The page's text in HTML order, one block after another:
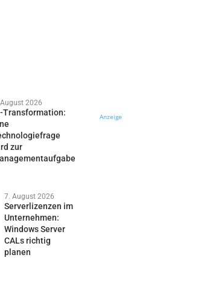
2026
Transformation:
zur
7. August 2026
Serverlizenzen im
Unternehmen:
Windows Server
CALs richtig
planen
Anzeige